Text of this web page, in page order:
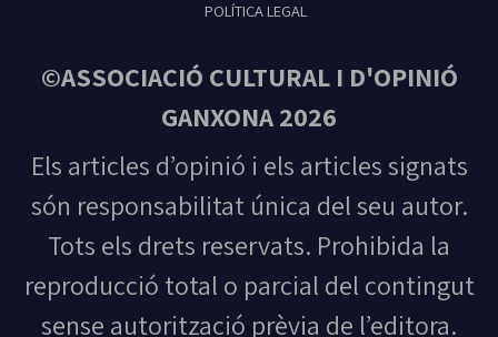
POLÍTICA LEGAL
©ASSOCIACIÓ CULTURAL I D'OPINIÓ
GANXONA 2026
Els articles d’opinió i els articles signats
són responsabilitat única del seu autor.
Tots els drets reservats. Prohibida la
reproducció total o parcial del contingut
sense autorització prèvia de l’editora.